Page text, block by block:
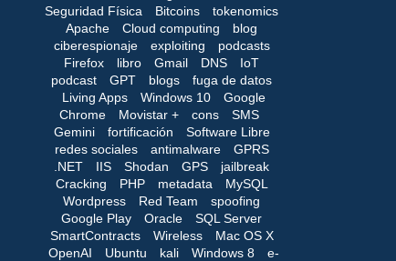
Seguridad Física
Bitcoins
tokenomics
Apache
Cloud computing
blog
ciberespionaje
exploiting
podcasts
Firefox
libro Gmail DNS
IoT
podcast
GPT blogs
fuga de datos
Living Apps
Windows 10
Google
Chrome
Movistar + cons
SMS
Gemini
fortificación
Software Libre
redes sociales
antimalware
GPRS
.NET
IIS Shodan GPS
jailbreak
Cracking
PHP metadata
MySQL
Wordpress
Red Team
spoofing
Google Play
Oracle
SQL Server
SmartContracts
Wireless
Mac OS X
OpenAI
Ubuntu kali Windows 8
e-